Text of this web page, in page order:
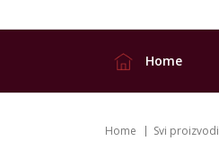
Home
Home Svi proizvodi